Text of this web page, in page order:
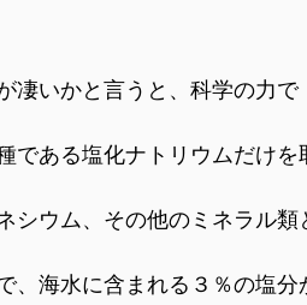
凄いかと言うと、科学の力で
である塩化ナトリウムだけを
シウム、その他のミネラル類
、海水に含まれる３％の塩